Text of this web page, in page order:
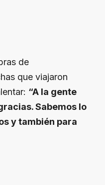
de
que viajaron
“A la gente
Sabemos lo
y también para